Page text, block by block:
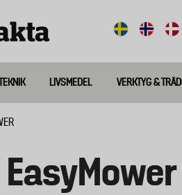
LIVSMEDEL VERKTYG &